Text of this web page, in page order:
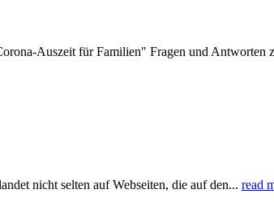
Auszeit für Familien" Fragen und Antworten
nicht selten auf Webseiten, die auf den... read